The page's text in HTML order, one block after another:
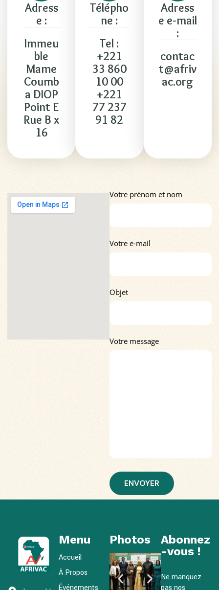
Adress
e :
Immeu
ble
Mame
Coumb
a DIOP
Point E
Rue B x
16
Télépho
ne :
Tel :
+221
33 860
10 00
+221
77 237
91 82
Adress
e e-mail
:
contac
t@afriv
ac.org
Votre prénom et nom
Votre e-mail
Objet
Votre message
Menu
Accueil
À Propos
Événements
Photos
Abonnez
-vous !
Ne manquez
pas nos